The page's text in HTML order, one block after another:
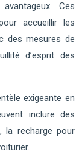
Ces
accueillir les
des mesures de
d’esprit des
exigeante en
inclure des
la recharge pour